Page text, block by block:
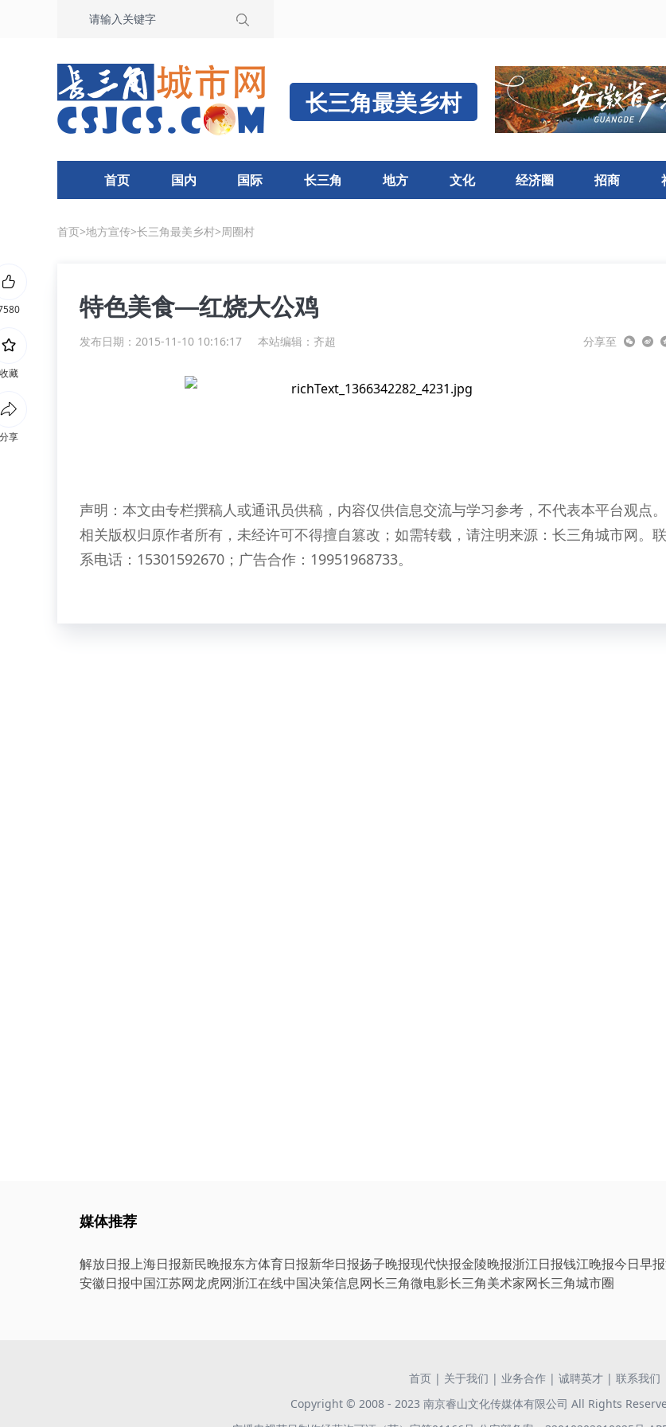
长三角最美乡村
首页 国内 国际 长三角 地方 文化 经济圈 招商
首页>地方宣传>长三角最美乡村>周圈村
特色美食—红烧大公鸡
发布日期：2015-11-10 10:16:17 本站编辑：齐超 分享至
声明：本文由专栏撰稿人或通讯员供稿，内容仅供信息交流与学习参考，不代表本平台观点。
相关版权归原作者所有，未经许可不得擅自篡改；如需转载，请注明来源：长三角城市网。联
系电话：15301592670；广告合作：19951968733。
收藏
分享
媒体推荐
解放日报上海日报新民晚报东方体育日报新华日报扬子晚报现代快报金陵晚报浙江日报钱江晚报今日早报
安徽日报中国江苏网龙虎网浙江在线中国决策信息网长三角微电影长三角美术家网长三角城市圈
首页 | 关于我们 | 业务合作 | 诚聘英才 | 联系我们
Copyright © 2008 - 2023 南京睿山文化传媒体有限公司 All Rights